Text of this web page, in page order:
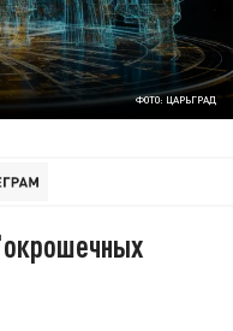
ФОТО: ЦАРЬГРАД